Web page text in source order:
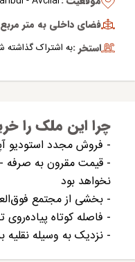
فضای داخلی به متر
استخر :به اشتراک گذاشته
چرا این ملک را
- فروش مجدد استودیو
- قیمت مقرون به صرفه
نخواهد بود
- بخشی از مجتمع
- فاصله کوتاه پیاده‌روی
- نزدیک به وسیله